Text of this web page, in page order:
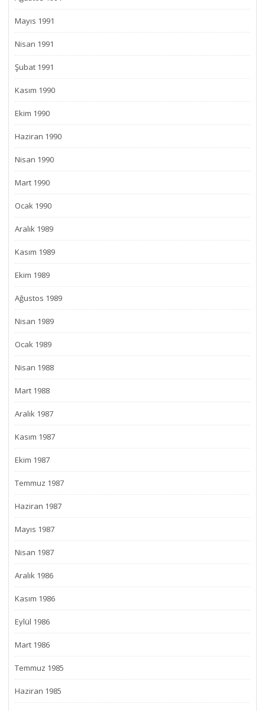
Mayıs 1991
Nisan 1991
Şubat 1991
Kasım 1990
Ekim 1990
Haziran 1990
Nisan 1990
Mart 1990
Ocak 1990
Aralık 1989
Kasım 1989
Ekim 1989
Ağustos 1989
Nisan 1989
Ocak 1989
Nisan 1988
Mart 1988
Aralık 1987
Kasım 1987
Ekim 1987
Temmuz 1987
Haziran 1987
Mayıs 1987
Nisan 1987
Aralık 1986
Kasım 1986
Eylül 1986
Mart 1986
Temmuz 1985
Haziran 1985